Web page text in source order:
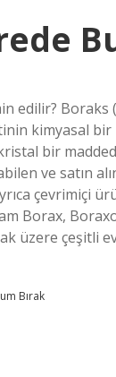
edilir?
kimyasal
bir
ve satın
çevrimiçi
Borax,
üzere çeşitli
Bırak